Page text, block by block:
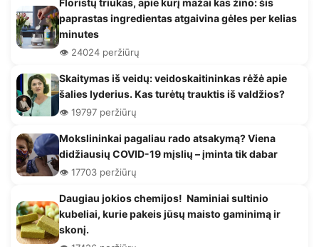
Floristų triukas, apie kurį mažai kas žino: šis
paprastas ingredientas atgaivina gėles per kelias
minutes
👁️ 24024 peržiūrų
Skaitymas iš veidų: veidoskaitininkas rėžė apie
šalies lyderius. Kas turėtų trauktis iš valdžios?
👁️ 19797 peržiūrų
Mokslininkai pagaliau rado atsakymą? Viena
didžiausių COVID-19 mįslių – įminta tik dabar
👁️ 17703 peržiūrų
Daugiau jokios chemijos! Naminiai sultinio
kubeliai, kurie pakeis jūsų maisto gaminimą ir
skonį.